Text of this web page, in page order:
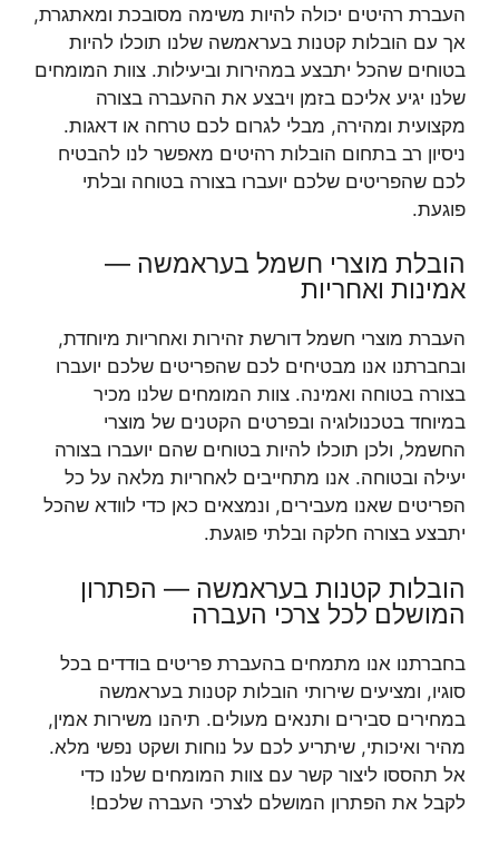
העברת רהיטים יכולה להיות משימה מסובכת ומאתגרת,
אך עם הובלות קטנות בעראמשה שלנו תוכלו להיות
בטוחים שהכל יתבצע במהירות וביעילות. צוות המומחים
שלנו יגיע אליכם בזמן ויבצע את ההעברה בצורה
מקצועית ומהירה, מבלי לגרום לכם טרחה או דאגות.
ניסיון רב בתחום הובלות רהיטים מאפשר לנו להבטיח
לכם שהפריטים שלכם יועברו בצורה בטוחה ובלתי
פוגעת.
הובלת מוצרי חשמל בעראמשה —
אמינות ואחריות
העברת מוצרי חשמל דורשת זהירות ואחריות מיוחדת,
ובחברתנו אנו מבטיחים לכם שהפריטים שלכם יועברו
בצורה בטוחה ואמינה. צוות המומחים שלנו מכיר
במיוחד בטכנולוגיה ובפרטים הקטנים של מוצרי
החשמל, ולכן תוכלו להיות בטוחים שהם יועברו בצורה
יעילה ובטוחה. אנו מתחייבים לאחריות מלאה על כל
הפריטים שאנו מעבירים, ונמצאים כאן כדי לוודא שהכל
יתבצע בצורה חלקה ובלתי פוגעת.
הובלות קטנות בעראמשה — הפתרון
המושלם לכל צרכי העברה
בחברתנו אנו מתמחים בהעברת פריטים בודדים בכל
סוגיו, ומציעים שירותי הובלות קטנות בעראמשה
במחירים סבירים ותנאים מעולים. תיהנו משירות אמין,
מהיר ואיכותי, שיתריע לכם על נוחות ושקט נפשי מלא.
אל תהססו ליצור קשר עם צוות המומחים שלנו כדי
לקבל את הפתרון המושלם לצרכי העברה שלכם!